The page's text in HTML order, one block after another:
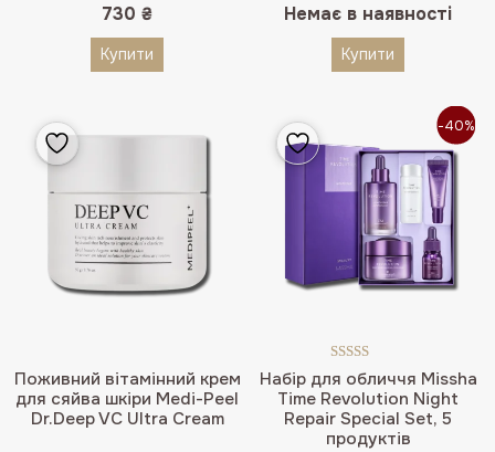
730 ₴
Купити
Немає в наявності
Купити
Поживний вітамінний крем
для сяйва шкіри Medi-Peel
Dr.Deep VC Ultra Cream
-40%
Набір для обличчя Missha
Time Revolution Night
Repair Special Set, 5
продуктів
Оцінено в
4.50з 5